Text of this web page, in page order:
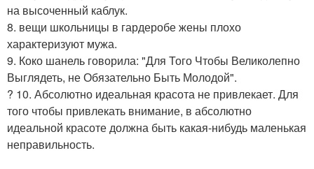
на высоченный каблук.
8. вещи школьницы в гардеробе жены плохо
характеризуют мужа.
9. Коко шанель говорила: "Для Того Чтобы Великолепно
Выглядеть, не Обязательно Быть Молодой".
? 10. Абсолютно идеальная красота не привлекает. Для
того чтобы привлекать внимание, в абсолютно
идеальной красоте должна быть какая-нибудь маленькая
неправильность.